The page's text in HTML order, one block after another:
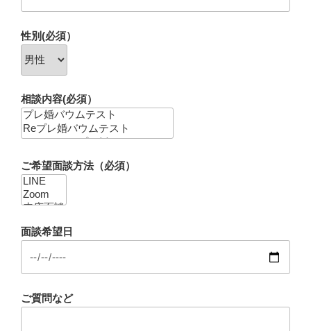
性別(必須）
相談内容(必須）
ご希望面談方法（必須）
面談希望日
ご質問など